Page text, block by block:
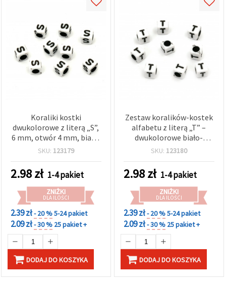
Koraliki kostki
dwukolorowe z literą „S”,
6 mm, otwór 4 mm, biały i
czarny – 20 g (ok. 95 szt.)
SKU: 123179
2.98zł 1-4 pakiet
ZNIŻKI
DLA ILOŚCI
2.39 zł- 20 %5-24 pakiet
2.09 zł- 30 % 25 pakiet +
DODAJ DO KOSZYKA
Zestaw koralików-kostek
alfabetu z literą „T” –
dwukolorowe biało-
czarne, 6 mm, otwór 4
bransoletek, naszyjników,
biżuterii
personalizowanej, DIY i
rękodzieła
SKU: 123180
2.98zł 1-4 pakiet
ZNIŻKI
DLA ILOŚCI
2.39 zł- 20 %5-24 pakiet
2.09 zł- 30 % 25 pakiet +
DODAJ DO KOSZYKA